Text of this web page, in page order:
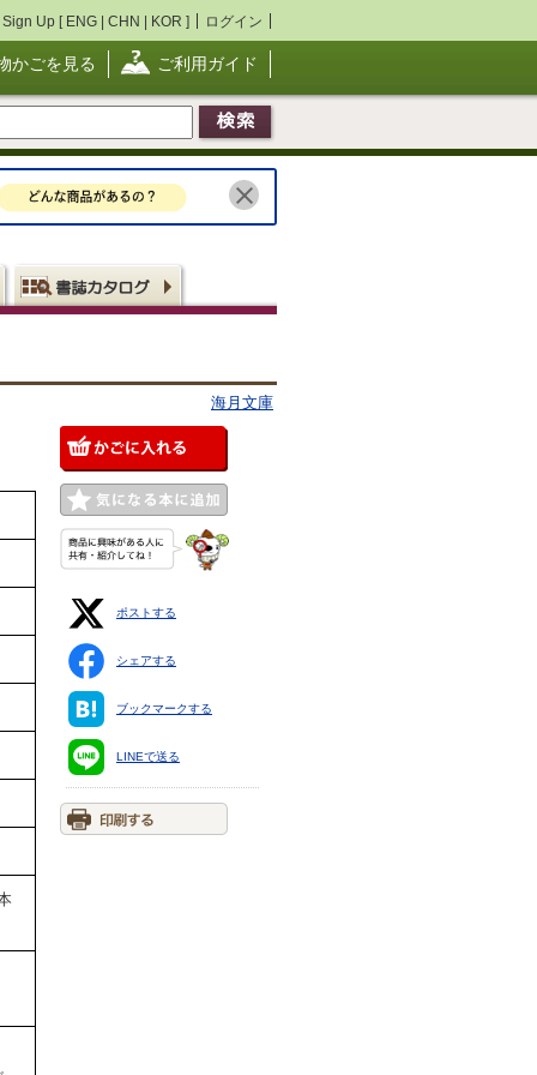
Sign Up [ ENG | CHN | KOR ] ログイン
かごを見る ご利用ガイド
海月文庫
ポストする
シェアする
ブックマークする
LINEで送る